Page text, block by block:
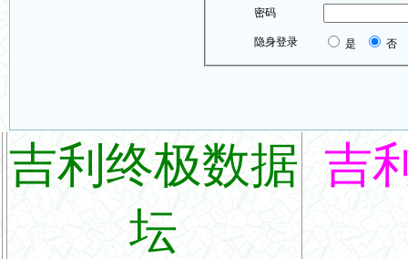
密码
隐身登录 是 否
吉利终极数据
坛
吉